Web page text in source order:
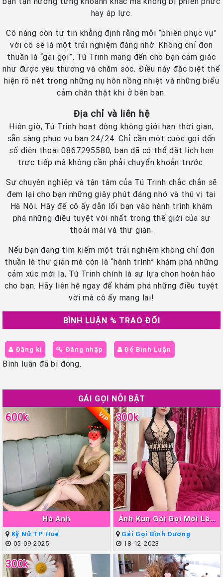
hay áp lực.
Cô nàng còn tự tin khẳng định rằng mỗi “phiên phục vụ”
với cô sẽ là một trải nghiệm đáng nhớ. Không chỉ đơn
thuần là “gái gọi”, Tú Trinh mang đến cho bạn cảm giác
như được yêu thương và chăm sóc. Điều này đặc biệt thể
hiện rõ nét trong những nụ hôn nồng nhiệt và những biểu
cảm chân thật khi ở bên bạn.
Địa chỉ và liên hệ
Hiện giờ, Tú Trinh hoạt động không giới hạn thời gian,
sẵn sàng phục vụ bạn 24/24. Chỉ cần một cuộc gọi đến
số điện thoại 0867295580, bạn đã có thể đặt lịch hẹn
trực tiếp mà không cần phải chuyển khoản trước.
Sự chuyên nghiệp và tận tâm của Tú Trinh chắc chắn sẽ
đem lại cho bạn những giây phút đáng nhớ và thú vị tại
Hà Nội. Hãy để cô ấy dẫn lối bạn vào hành trình khám
phá những điều tuyệt vời nhất trong thế giới của sự
thoải mái và thư giãn.
Nếu bạn đang tìm kiếm một trải nghiệm không chỉ đơn
thuần là thư giãn mà còn là “hành trình” khám phá những
cảm xúc mới lạ, Tú Trinh chính là sự lựa chọn hoàn hảo
cho bạn. Hãy liên hệ ngay để khám phá những điều tuyệt
vời mà cô ấy mang lại!
BÌNH LUẬN % TRAO ĐỔI
Đăng kí Đăng nhập Để Bình Luận
Bình luận đã bị đóng.
GÁI GỌI NỖI BẬT
Hà Anh
600k VIP
Kỹ Nữ TP Huế
05-09-2025
Ánh Kun Gái Gọi Mới Lên
Sóng Thuận An
300k
Gái Gọi Bình Dương
18-12-2023
300k